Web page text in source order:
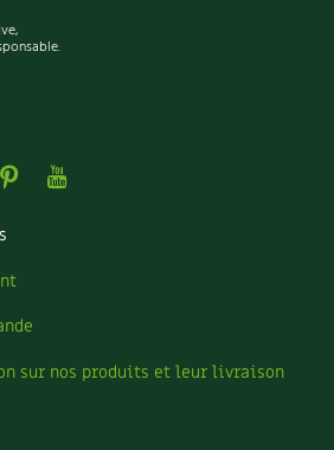
PinterestYoutube
sur nos produits et leur livraison